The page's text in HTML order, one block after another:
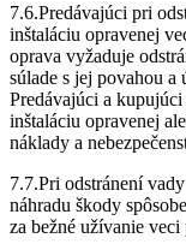
7.6.Predávajúci pri
inštaláciu opravenej
oprava vyžaduje
súlade s jej povahou a
Predávajúci a
inštaláciu opravenej
náklady a
7.7.Pri odstránení
náhradu škody
za bežné užívanie